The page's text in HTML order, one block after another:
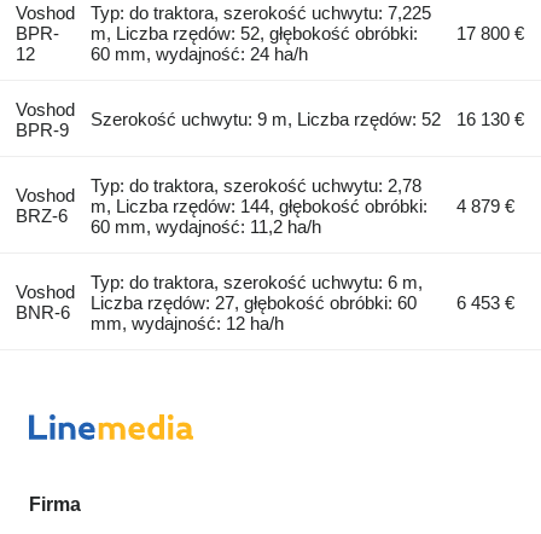
Voshod
BPR-
12
Typ: do traktora, szerokość uchwytu: 7,225
m, Liczba rzędów: 52, głębokość obróbki:
60 mm, wydajność: 24 ha/h
17 800 €
Voshod
BPR-9
Szerokość uchwytu: 9 m, Liczba rzędów: 52 16 130 €
Voshod
BRZ-6
Typ: do traktora, szerokość uchwytu: 2,78
m, Liczba rzędów: 144, głębokość obróbki:
60 mm, wydajność: 11,2 ha/h
4 879 €
Voshod
BNR-6
Typ: do traktora, szerokość uchwytu: 6 m,
Liczba rzędów: 27, głębokość obróbki: 60
mm, wydajność: 12 ha/h
6 453 €
Firma